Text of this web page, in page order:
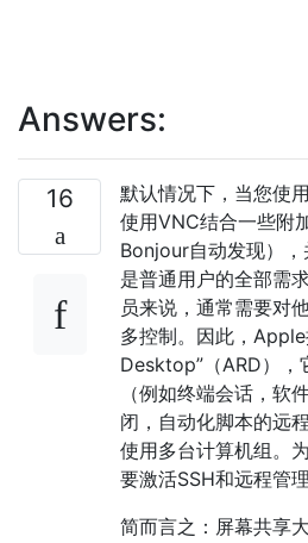
Answers:
16
默认情况下，当您使
使用VNC结合一些附
Bonjour自动发现）
是普通用户的全部需
员来说，通常需要对
多控制。因此，
Desktop”（ARD），
（例如终端会话，软
闭，自动化脚本的远
使用多台计算机组。
要激活SSH和远程管理
简而言之：屏幕共享